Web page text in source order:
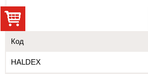
Код
HALDEX